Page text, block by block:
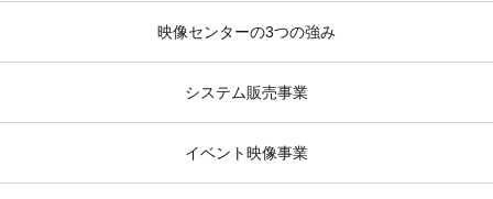
映像センターの3つの強み
システム販売事業
イベント映像事業